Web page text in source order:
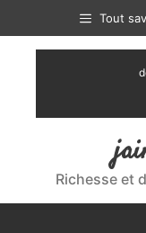
contenu
Tout
Richesse et